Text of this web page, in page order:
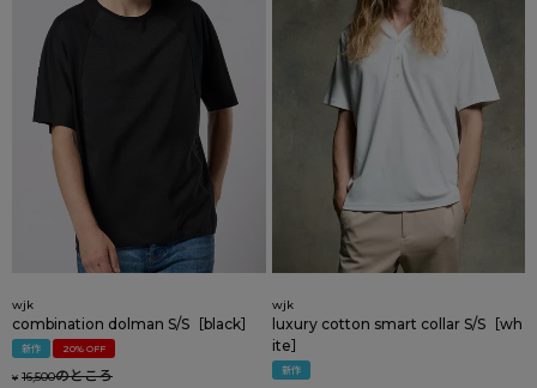
wjk
combination dolman S/S［black］
新作 20% OFF
¥ 16,500のところ
wjk
luxury cotton smart collar S/S［wh
ite］
新作